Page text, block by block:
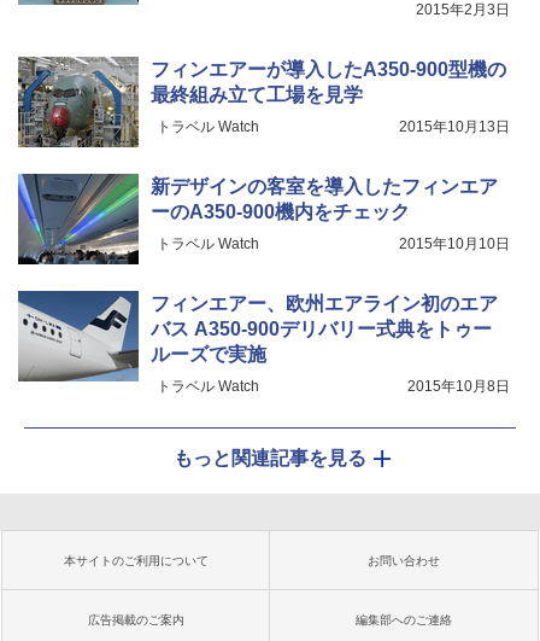
2015年2月3日
フィンエアーが導入したA350-900型機の
最終組み立て工場を見学
トラベル Watch 2015年10月13日
新デザインの客室を導入したフィンエア
ーのA350-900機内をチェック
トラベル Watch 2015年10月10日
フィンエアー、欧州エアライン初のエア
バス A350-900デリバリー式典をトゥー
ルーズで実施
トラベル Watch 2015年10月8日
もっと関連記事を見る
本サイトのご利用について お問い合わせ
広告掲載のご案内 編集部へのご連絡